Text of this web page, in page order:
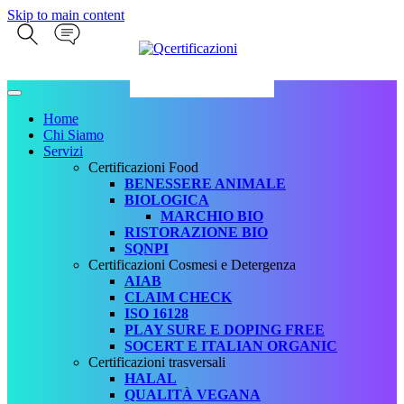
Skip to main content
Home
Chi Siamo
Servizi
Certificazioni Food
BENESSERE ANIMALE
BIOLOGICA
MARCHIO BIO
RISTORAZIONE BIO
SQNPI
Certificazioni Cosmesi e Detergenza
AIAB
CLAIM CHECK
ISO 16128
PLAY SURE E DOPING FREE
SOCERT E ITALIAN ORGANIC
Certificazioni trasversali
HALAL
QUALITÀ VEGANA